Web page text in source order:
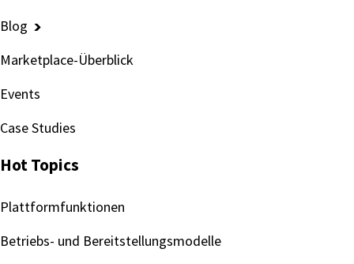
Blog
Marketplace-Überblick
Events
Case Studies
Hot Topics
Plattformfunktionen
Betriebs- und Bereitstellungsmodelle